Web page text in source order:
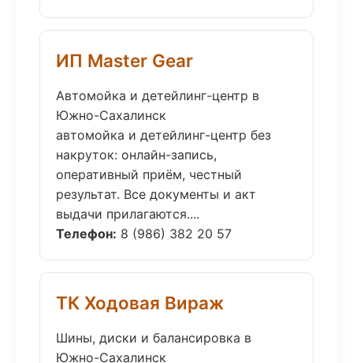
ИП Master Gear
Автомойка и детейлинг-центр в
Южно-Сахалинск
автомойка и детейлинг-центр без
накруток: онлайн-запись,
оперативный приём, честный
результат. Все документы и акт
выдачи прилагаются....
Телефон: 8 (986) 382 20 57
ТК Ходовая Вираж
Шины, диски и балансировка в
Южно-Сахалинск